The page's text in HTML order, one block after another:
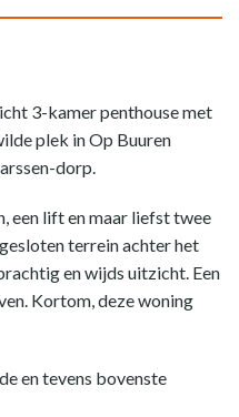
3-kamer penthouse met
plek in Op Buuren
dorp.
een lift en maar liefst twee
terrein achter het
en wijds uitzicht. Een
Kortom, deze woning
en tevens bovenste